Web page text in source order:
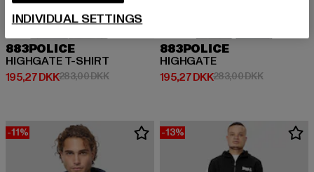
883POLICE
HIGHGATE T-SHIRT
195,27 DKK
Nuværende pris: 195,27 DKK
283,00 DKKKampagnepris: 283,00 DKK
883POLICE
HIGHGATE
195,27 DKK
Nuværende pris: 195,27 DKK
283,00 DKK
-11% -13%
INDIVIDUAL SETTINGS